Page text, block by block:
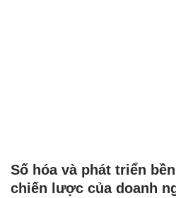
Số hóa và phát triển
chiến lược của doanh